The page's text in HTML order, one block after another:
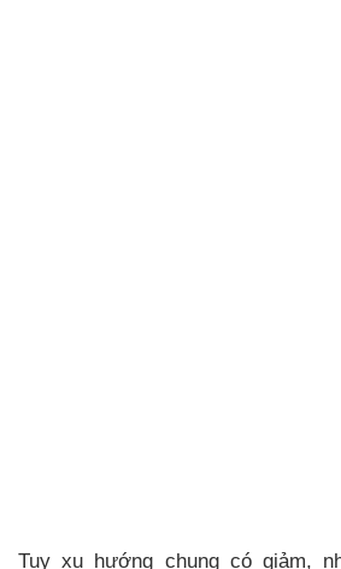
Tuy xu hướng chung có giảm,